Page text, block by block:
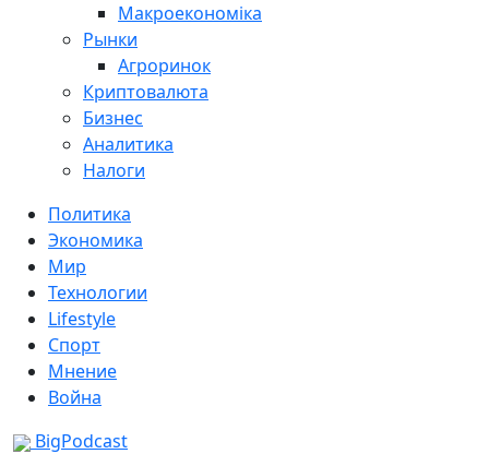
Макроекономіка
Рынки
Агроринок
Криптовалюта
Бизнес
Аналитика
Налоги
Политика
Экономика
Мир
Технологии
Lifestyle
Спорт
Мнение
Война
BigPodcast